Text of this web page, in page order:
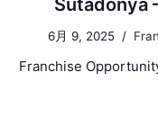
6月 9, 2025
Franchise